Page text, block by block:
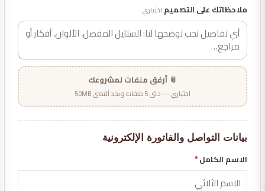
ملاحظاتك على التصميم اختياري
📎 أرفق ملفات لمشروعك
اختياري — حتى 5 ملفات وبحد أقصى 50MB
بيانات التواصل والفاتورة الإلكترونية
الاسم الكامل*